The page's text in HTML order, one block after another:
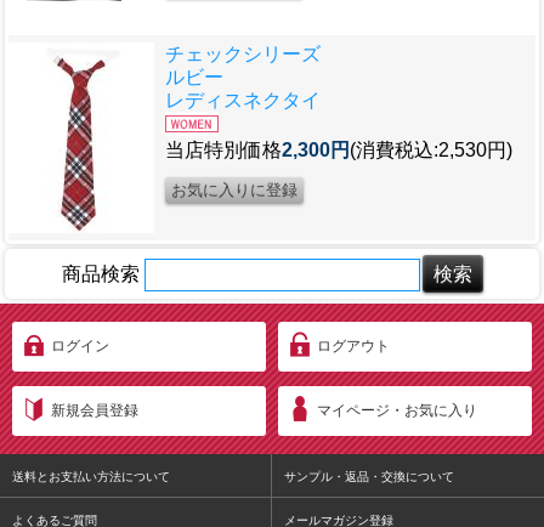
チェックシリーズ
ルビー
レディスネクタイ
当店特別価格2,300円 (消費税込:2,530円)
商品検索
ログイン ログアウト
新規会員登録 マイページ・お気に入り
送料とお支払い方法について サンプル・返品・交換について
よくあるご質問 メールマガジン登録